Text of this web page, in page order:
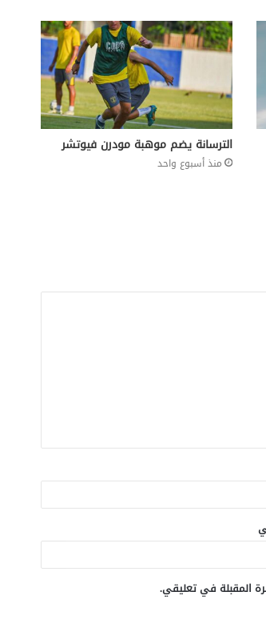
الترسانة يضم موهبة مودرن فيوتشر
منذ أسبوع واحد
المقبلة في تعليقي.